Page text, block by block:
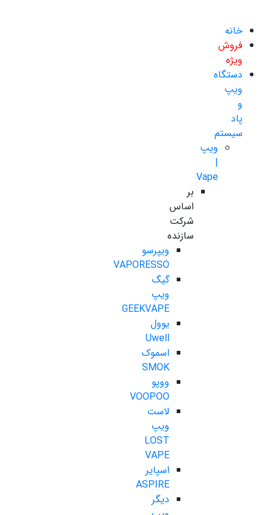
خانه
فروش
ویژه
دستگاه
ویپ
و
پاد
سیستم
ویپ
|
Vape
بر
اساس
شرکت
سازنده
ویپرسو
VAPORESSO
گیگ
ویپ
GEEKVAPE
یوول
Uwell
اسموک
SMOK
ووپو
VOOPOO
لاست
ویپ
LOST
VAPE
اسپایر
ASPIRE
دیگر